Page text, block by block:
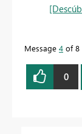
Message 4 of 8
0